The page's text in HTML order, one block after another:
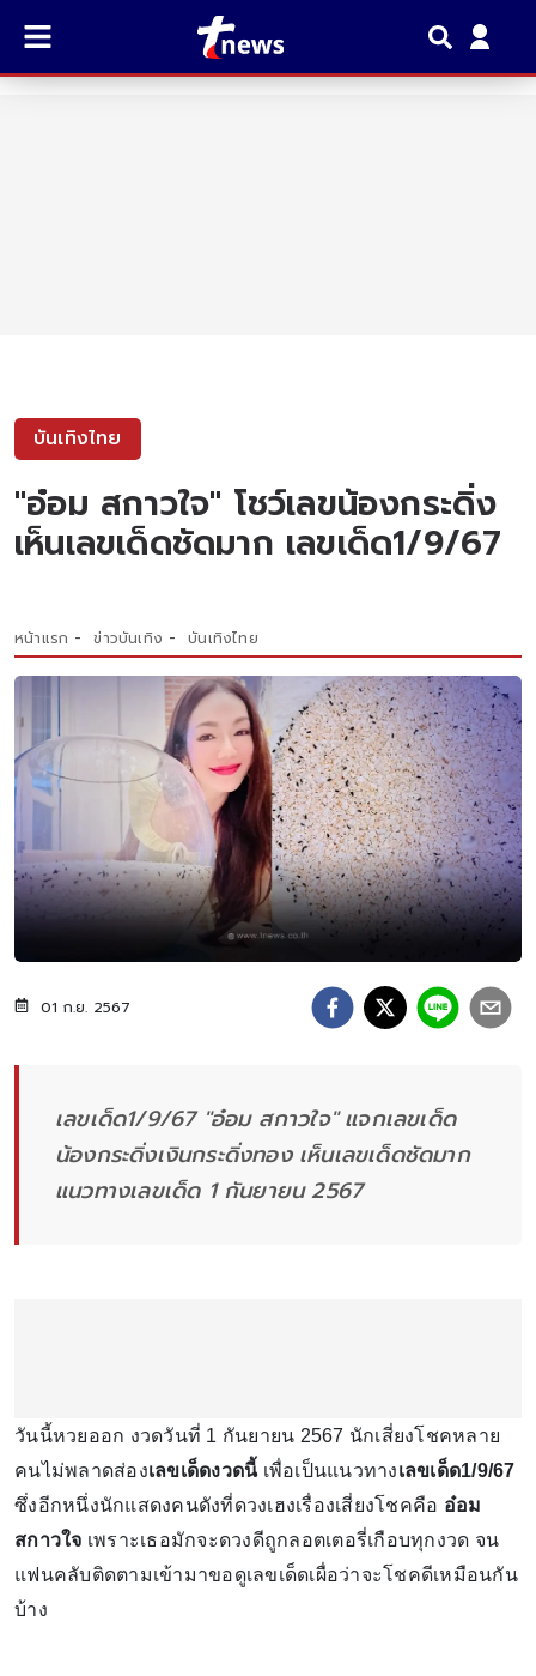
บันเทิงไทย
"อ๋อม สกาวใจ" โชว์เลขน้องกระดิ่ง
เห็นเลขเด็ดชัดมาก เลขเด็ด1/9/67
หน้าแรก ข่าวบันเทิง บันเทิงไทย
01 ก.ย. 2567
เลขเด็ด1/9/67 "อ๋อม สกาวใจ" แจกเลขเด็ด
น้องกระดิ่งเงินกระดิ่งทอง เห็นเลขเด็ดชัดมาก
แนวทางเลขเด็ด 1 กันยายน 2567
วันนี้หวยออก งวดวันที่ 1 กันยายน 2567 นักเสี่ยงโชคหลาย
คนไม่พลาดส่องเลขเด็ดงวดนี้เพื่อเป็นแนวทางเลขเด็ด1/9/67
ซึ่งอีกหนึ่งนักแสดงคนดังที่ดวงเฮงเรื่องเสี่ยงโชคคือ อ๋อม
สกาวใจ เพราะเธอมักจะดวงดีถูกลอตเตอรี่เกือบทุกงวด จน
แฟนคลับติดตามเข้ามาขอดูเลขเด็ดเผื่อว่าจะโชคดีเหมือนกัน
บ้าง